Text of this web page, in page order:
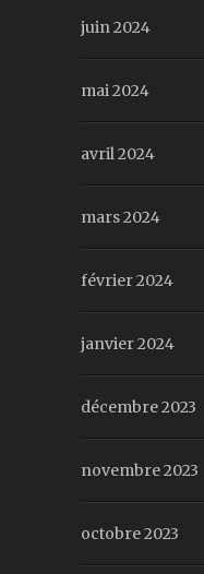
juin 2024
mai 2024
avril 2024
mars 2024
février 2024
janvier 2024
décembre 2023
novembre 2023
octobre 2023